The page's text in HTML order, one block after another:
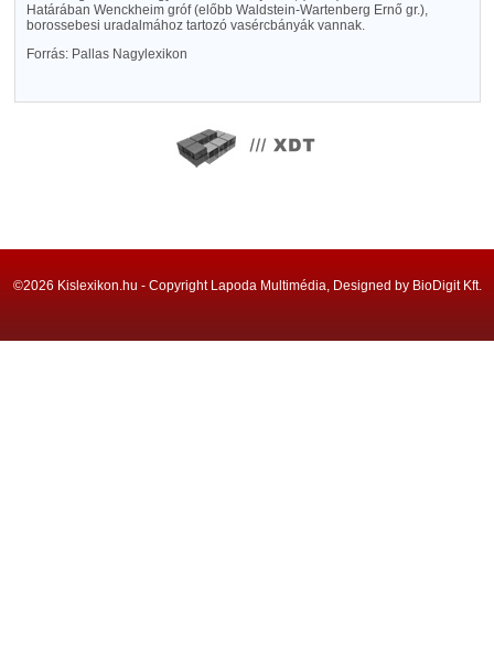
Határában Wenckheim gróf (előbb Waldstein-Wartenberg Ernő gr.),
borossebesi uradalmához tartozó vasércbányák vannak.
Forrás: Pallas Nagylexikon
©2026 Kislexikon.hu - Copyright Lapoda Multimédia, Designed by BioDigit Kft.